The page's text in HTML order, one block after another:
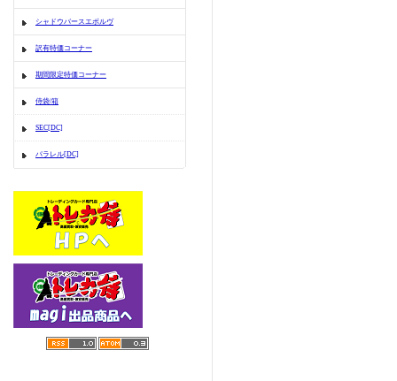
シャドウバースエボルヴ
訳有特価コーナー
期間限定特価コーナー
侍袋/箱
SEC[DC]
パラレル[DC]